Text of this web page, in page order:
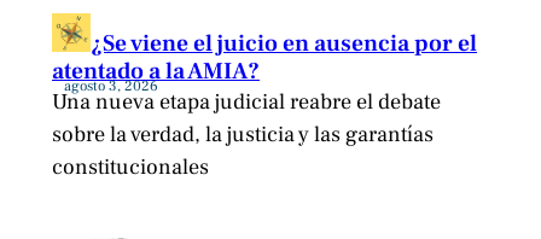
¿Se viene el juicio en ausencia por el
atentado a la AMIA?
agosto 3, 2026
Una nueva etapa judicial reabre el debate
sobre la verdad, la justicia y las garantías
constitucionales